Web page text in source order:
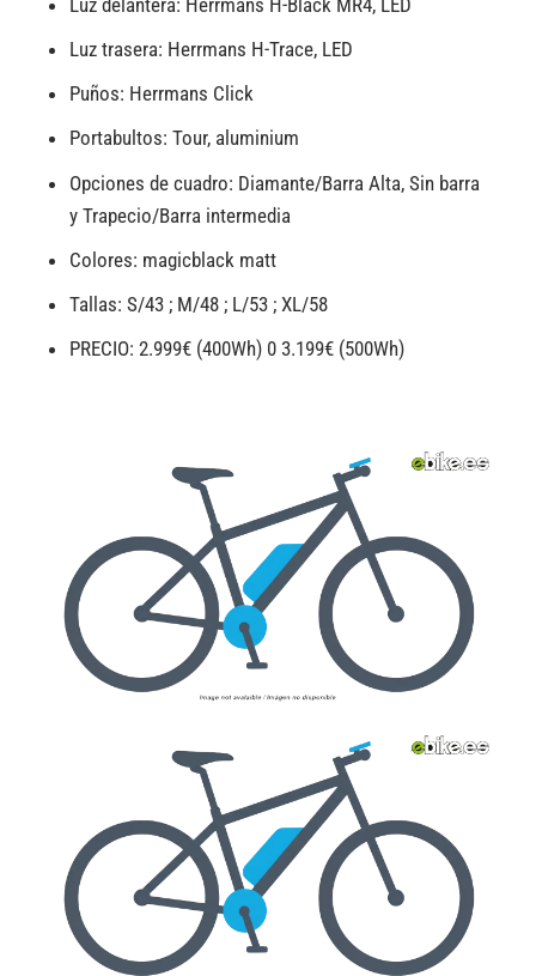
Luz trasera: Herrmans H-Trace, LED
Puños: Herrmans Click
Portabultos: Tour, aluminium
Opciones de cuadro: Diamante/Barra Alta, Sin barra
y Trapecio/Barra intermedia
Colores: magicblack matt
Tallas: S/43 ; M/48 ; L/53 ; XL/58
PRECIO: 2.999€ (400Wh) 0 3.199€ (500Wh)